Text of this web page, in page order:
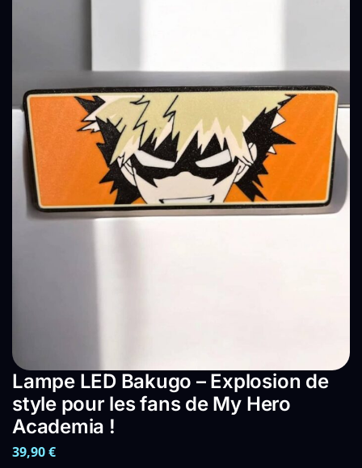
Lampe LED Bakugo – Explosion de
style pour les fans de My Hero
Academia !
39,90€